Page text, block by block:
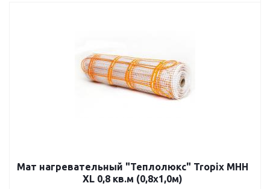
640 Вт (4,0 кв.м.)
720 Вт (4,5 кв.м.)
800 Вт (5,0 кв.м.)
1280 Вт (8,0 кв.м.)
1600 Вт (10,0 кв.м.)
Мат нагревательный "Теплолюкс" Tropix МНН
XL 0,8 кв.м (0,8х1,0м)